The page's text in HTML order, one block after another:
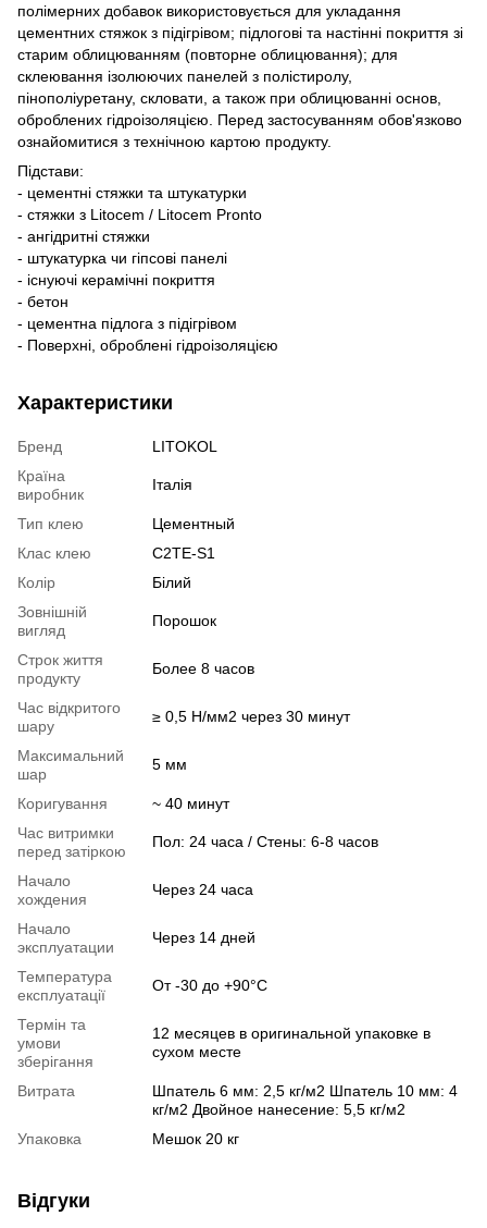
полімерних добавок використовується для укладання
цементних стяжок з підігрівом; підлогові та настінні покриття зі
старим облицюванням (повторне облицювання); для
склеювання ізолюючих панелей з полістиролу,
пінополіуретану, скловати, а також при облицюванні основ,
оброблених гідроізоляцією. Перед застосуванням обов'язково
ознайомитися з технічною картою продукту.
Підстави:
- цементні стяжки та штукатурки
- стяжки з Litocem / Litocem Pronto
- ангідритні стяжки
- штукатурка чи гіпсові панелі
- існуючі керамічні покриття
- бетон
- цементна підлога з підігрівом
- Поверхні, оброблені гідроізоляцією
Характеристики
Бренд
LITOKOL
Країна
виробник
Італія
Тип клею
Цементный
Клас клею
C2TE-S1
Колір
Білий
Зовнішній
вигляд
Порошок
Строк життя
продукту
Более 8 часов
Час відкритого
шару
≥ 0,5 Н/мм2 через 30 минут
Максимальний
шар
5 мм
Коригування
~ 40 минут
Час витримки
перед затіркою
Пол: 24 часа / Стены: 6-8 часов
Начало
хождения
Через 24 часа
Начало
эксплуатации
Через 14 дней
Температура
експлуатації
От -30 до +90°C
Термін та
умови
зберігання
12 месяцев в оригинальной упаковке в
сухом месте
Витрата
Шпатель 6 мм: 2,5 кг/м2 Шпатель 10 мм: 4
кг/м2 Двойное нанесение: 5,5 кг/м2
Упаковка
Мешок 20 кг
Відгуки